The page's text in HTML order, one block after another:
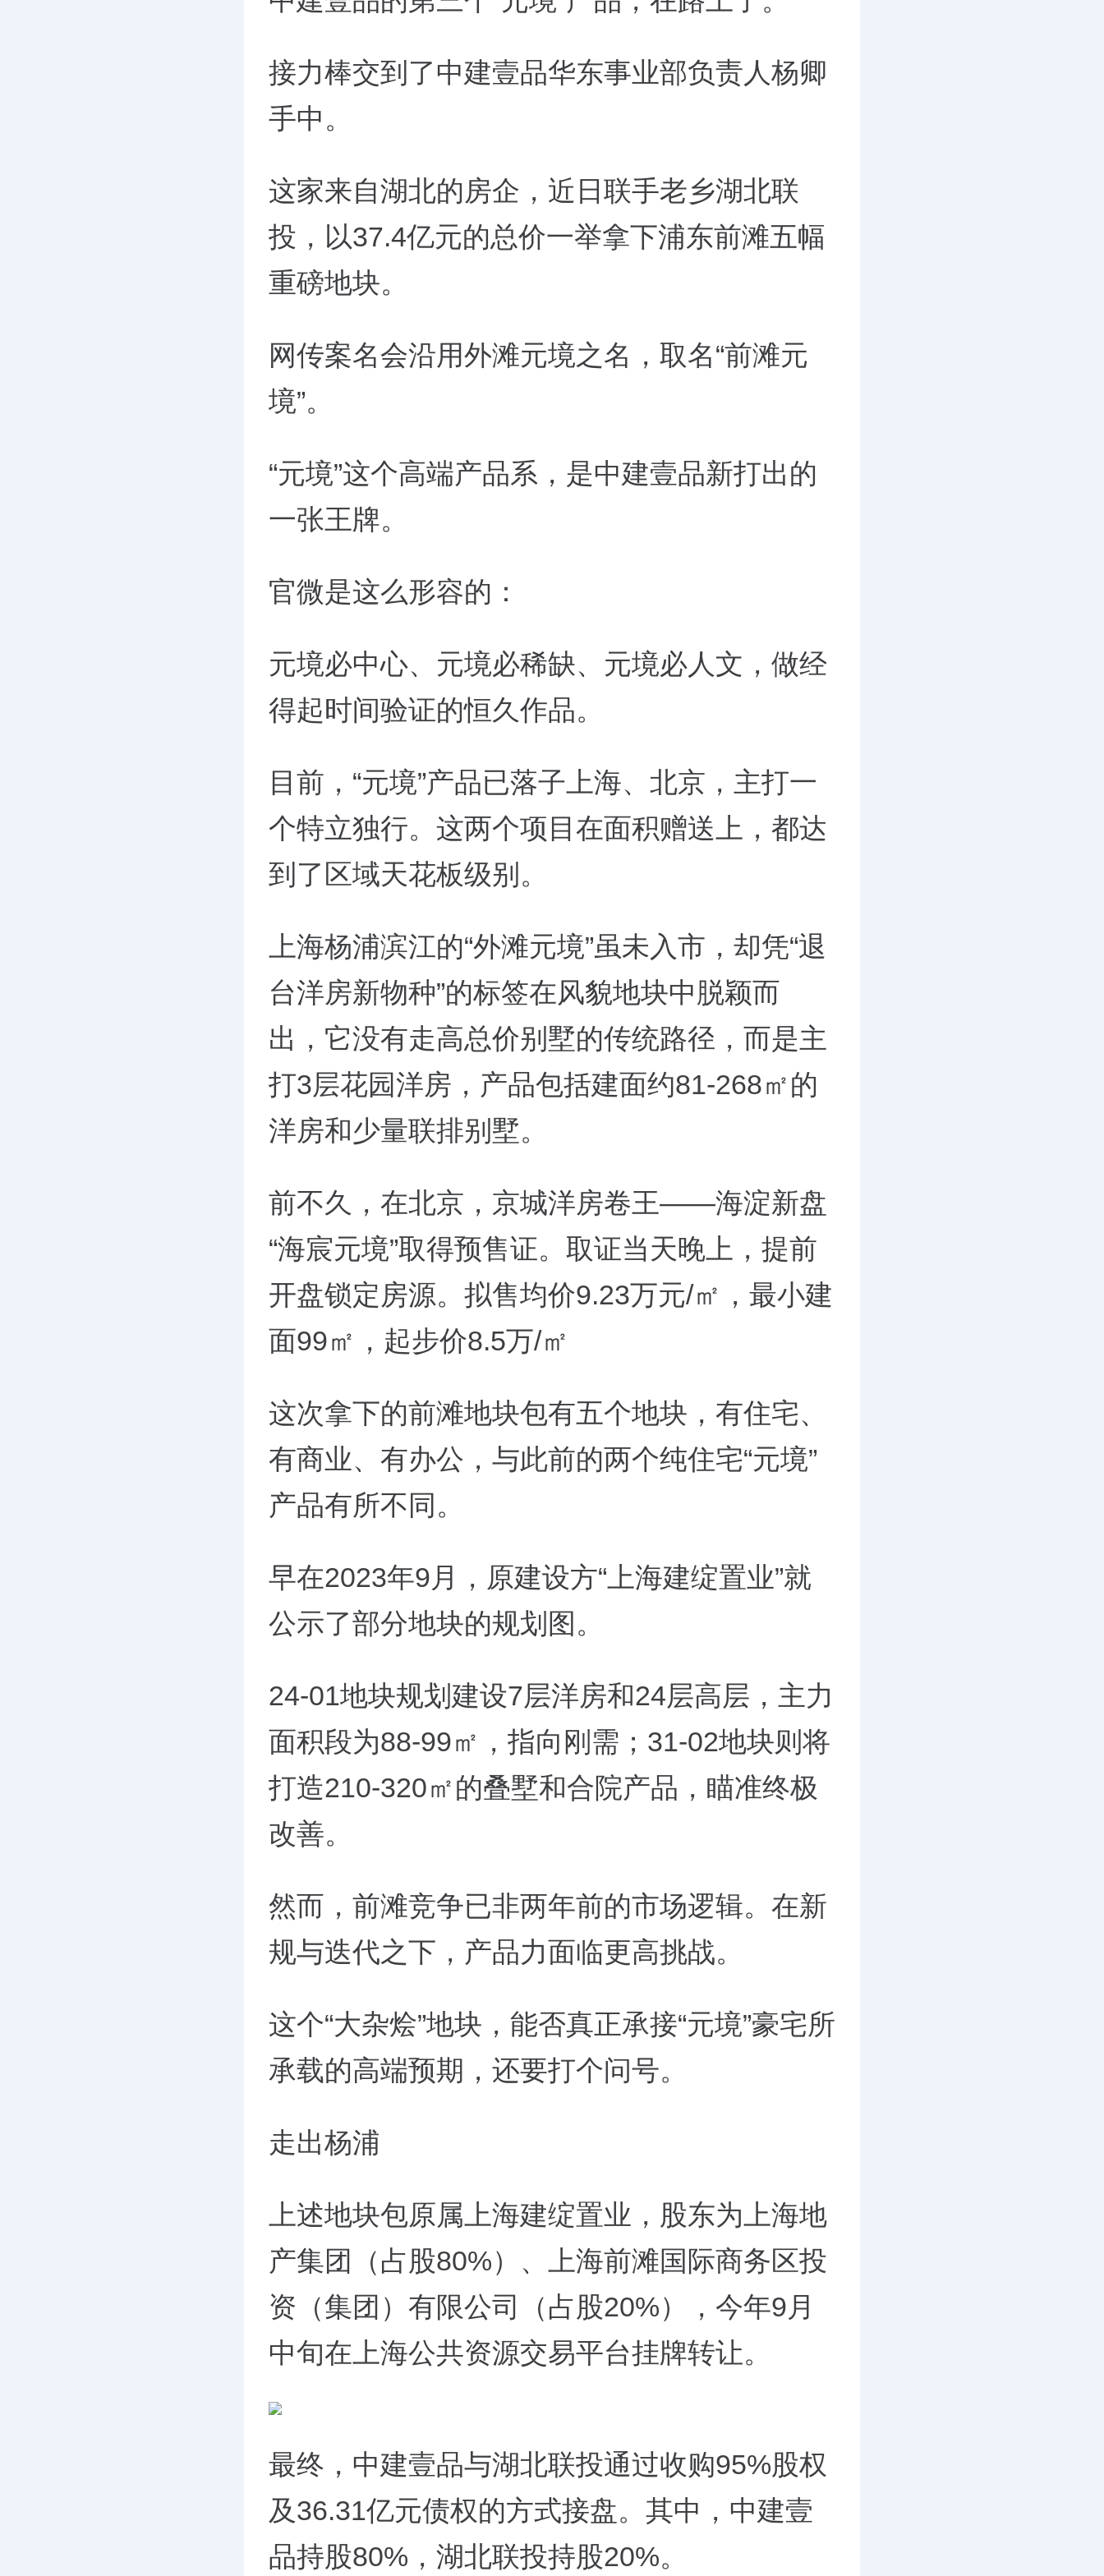
接力棒交到了中建壹品华东事业部负责人杨卿
手中。
这家来自湖北的房企，近日联手老乡湖北联
投， 以37.4亿元的总价一举拿下浦东前滩五幅
重磅地块。
网传案名会沿用外滩元境之名，取名“前滩元
境”。
“元境”这个高端产品系，是中建壹品新打出的
一张王牌。
官微是这么形容的：
元境必中心、元境必稀缺、元境必人文，做经
得起时间验证的恒久作品。
目前，“元境”产品已落子上海、北京，主打一
个特立独行。 这两个项目在面积赠送上，都达
到了区域天花板级别。
上海杨浦滨江的“外滩元境”虽未入市，却凭“退
台洋房新物种”的标签在风貌地块中脱颖而
出，它没有走高总价别墅的传统路径，而是主
打3层花园洋房，产品包括建面约81-268㎡的
洋房和少量联排别墅。
前不久，在北京 ，京城洋房卷王——海淀新盘
“海宸元境”取得预售证。取证当天晚上，提前
开盘锁定房源。拟售均价9.23万元/㎡，最小建
面99㎡，起步价8.5万/㎡
这次拿下的前滩地块包有五个地块，有住宅、
有商业、有办公，与此前的两个纯住宅“元境”
产品有所不同。
早在2023年9月，原建设方“上海建绽置业”就
公示了部分地块的规划图。
24-01地块规划建设7层洋房和24层高层，主力
面积段为88-99㎡，指向刚需； 31-02地块则将
打造210-320㎡的叠墅和合院产品，瞄准终极
改善。
然而，前滩竞争已非两年前的市场逻辑。在新
规与迭代之下，产品力面临更高挑战。
这个“大杂烩”地块，能否真正承接“元境”豪宅所
承载的高端预期，还要打个问号。
走出杨浦
上述地块包原属上海建绽置业，股东为上海地
产集团（占股80%）、上海前滩国际商务区投
资（集团）有限公司（占股20%），今年9月
中旬在上海公共资源交易平台挂牌转让。
最终，中建壹品与湖北联投通过收购95%股权
及36.31亿元债权的方式接盘。其中， 中建壹
品持股80% ，湖北联投持股20%。